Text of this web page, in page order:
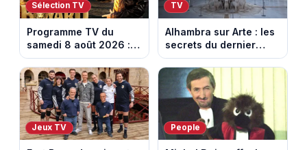
Sélection TV
Programme TV du
samedi 8 août 2026 :
notre sélection pour
votre soirée télé
TV
Alhambra sur Arte : les
secrets du dernier
sultanat musulman
d’Espagne
Jeux TV People